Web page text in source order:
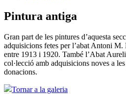
Pintura antiga
Gran part de les pintures d’aquesta
adquisicions fetes per l’abat Antoni
entre 1913 i 1920. També l’Abat
col·lecció amb adquisicions noves a
donacions.
Tornar a la galeria